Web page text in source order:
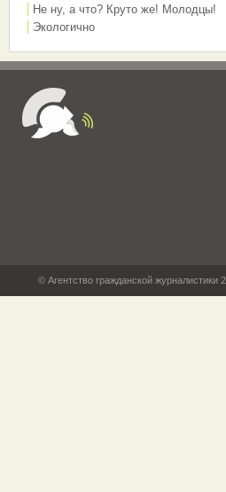
Не ну, а что? Круто же! Молодцы!
Экологично
© Агентство гражданской